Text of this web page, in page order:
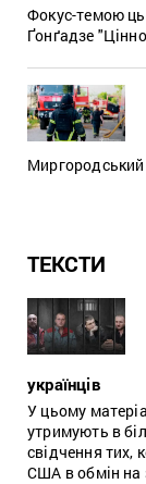
Фокус-темою
Ґонґадзе
ТЕКСТИ
українців
У цьому
утримують в
свідчення тих,
США в обмін на